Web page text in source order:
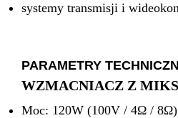
systemy transmisji i
PARAMETRY
WZMACNIACZ Z
Moc: 120W (100V / 4Ω / 8Ω)